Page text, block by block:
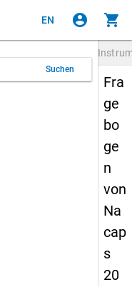
EN account_circle shopping_cart
Suchen
Fra
ge
bo
ge
n
von
Na
cap
s
20